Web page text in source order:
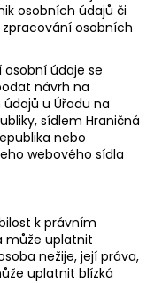
osobních údajů či
osobních
osobní údaje se
návrh na
u Úřadu na
sídlem Hraničná
nebo
webového sídla
k právním
může uplatnit
nežije, její práva,
uplatnit blízká